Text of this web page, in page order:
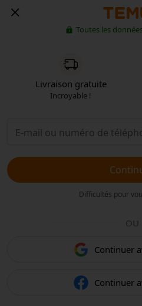
Toutes les
Livraison gratuite
Incroyable !
Difficultés pour
OU
Continuer
Continuer